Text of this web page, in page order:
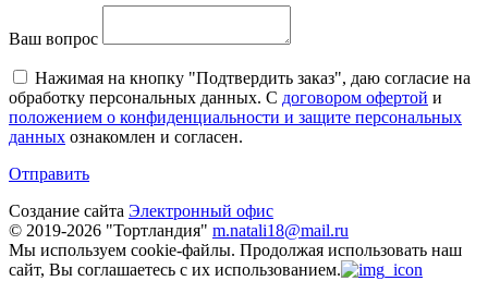
Ваш вопрос
Нажимая на кнопку "Подтвердить заказ", даю согласие на
обработку персональных данных. С договором офертой и
положением о конфиденциальности и защите персональных
данных ознакомлен и согласен.
Отправить
Создание сайта Электронный офис
© 2019-2026 "Тортландия" m.natali18@mail.ru
Мы используем cookie-файлы. Продолжая использовать наш
сайт, Вы соглашаетесь с их использованием.